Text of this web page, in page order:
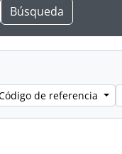
de referencia